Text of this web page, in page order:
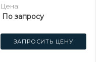
Цена:
По запросу
ЗАПРОСИТЬ ЦЕНУ